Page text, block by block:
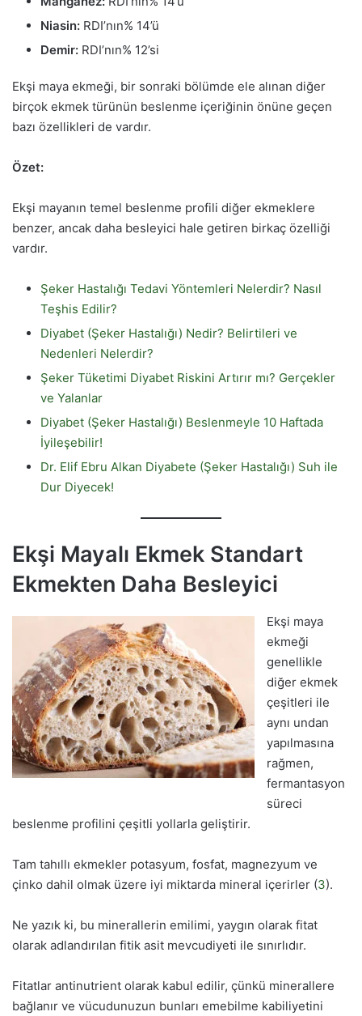
Niasin: RDI’nın% 14’ü
Demir: RDI’nın% 12’si
Ekşi maya ekmeği, bir sonraki bölümde ele alınan diğer
birçok ekmek türünün beslenme içeriğinin önüne geçen
bazı özellikleri de vardır.
Özet:
Ekşi mayanın temel beslenme profili diğer ekmeklere
benzer, ancak daha besleyici hale getiren birkaç özelliği
vardır.
Şeker Hastalığı Tedavi Yöntemleri Nelerdir? Nasıl
Teşhis Edilir?
Diyabet (Şeker Hastalığı) Nedir? Belirtileri ve
Nedenleri Nelerdir?
Şeker Tüketimi Diyabet Riskini Artırır mı? Gerçekler
ve Yalanlar
Diyabet (Şeker Hastalığı) Beslenmeyle 10 Haftada
İyileşebilir!
Dr. Elif Ebru Alkan Diyabete (Şeker Hastalığı) Suh ile
Dur Diyecek!
Ekşi Mayalı Ekmek Standart
Ekmekten Daha Besleyici
Ekşi maya
ekmeği
genellikle
diğer ekmek
çeşitleri ile
aynı undan
yapılmasına
rağmen,
fermantasyon
süreci
beslenme profilini çeşitli yollarla geliştirir.
Tam tahıllı ekmekler potasyum, fosfat, magnezyum ve
çinko dahil olmak üzere iyi miktarda mineral içerirler (3).
Ne yazık ki, bu minerallerin emilimi, yaygın olarak fitat
olarak adlandırılan fitik asit mevcudiyeti ile sınırlıdır.
Fitatlar antinutrient olarak kabul edilir, çünkü minerallere
bağlanır ve vücudunuzun bunları emebilme kabiliyetini